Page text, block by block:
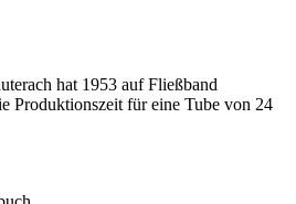
hat 1953 auf Fließband
Produktionszeit für eine Tube von 24